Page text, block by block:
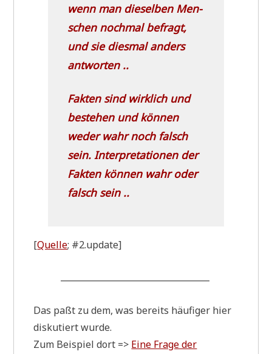
wenn man die­sel­ben Men­
schen noch­mal befragt,
und sie dies­mal anders
antworten ..
Fak­ten sind wirk­lich und
bestehen und kön­nen
weder wahr noch falsch
sein.Inter­pre­ta­tio­nender
Fak­ten kön­nen wahr oder
falsch sein ..
[Quel­le; #2.update]
Das paßt zu dem, was bereits häu­fi­ger hier
dis­ku­tiert wurde.
Zum Bei­spiel dort => Eine Fra­ge der